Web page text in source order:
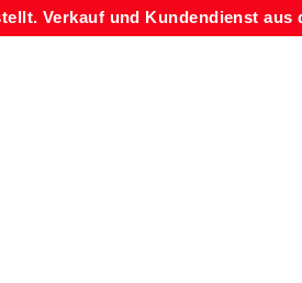
Verkauf und Kundendienst aus